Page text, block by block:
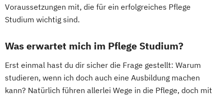
Voraussetzungen mit, die für ein erfolgreiches Pflege
Studium wichtig sind.
Was erwartet mich im Pflege Studium?
Erst einmal hast du dir sicher die Frage gestellt: Warum
studieren, wenn ich doch auch eine Ausbildung machen
kann? Natürlich führen allerlei Wege in die Pflege, doch mit